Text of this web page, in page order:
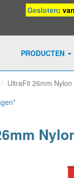
Gesloten:
PRODUCTEN
UltraFit 26mm